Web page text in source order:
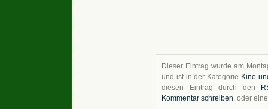
Dieser Eintrag wurde am
und ist in der Kategorie Kino
diesen Eintrag durch den
Kommentar schreiben, oder